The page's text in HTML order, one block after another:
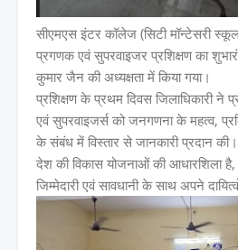
सीएमएस इंटर कॉलेज (सिटी मॉन्टेसरी
प्रगणक एवं सुपरवाइजर प्रशिक्षण का
कुमार जैन की अध्यक्षता में किया गया।
प्रशिक्षण के प्रथम दिवस जिलाधिकारी ने
एवं सुपरवाइजर्स को जनगणना के महत्व,
के संबंध में विस्तार से जानकारी प्रदान
देश की विकास योजनाओं की आधारशिला है,
जिम्मेदारी एवं सावधानी के साथ अपने